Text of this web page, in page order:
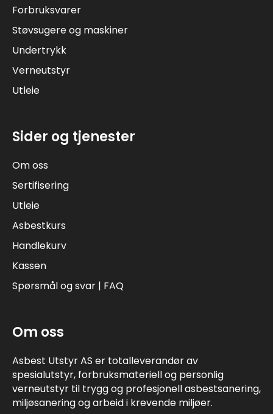
Forbruksvarer
Støvsugere og maskiner
Undertrykk
Verneutstyr
Utleie
Sider og tjenester
Om oss
Sertifisering
Utleie
Asbestkurs
Handlekurv
Kassen
Spørsmål og svar | FAQ
Om oss
Asbest Utstyr AS er totalleverandør av
spesialutstyr, forbruksmateriell og personlig
verneutstyr til trygg og profesjonell asbestsanering,
miljøsanering og arbeid i krevende miljøer.